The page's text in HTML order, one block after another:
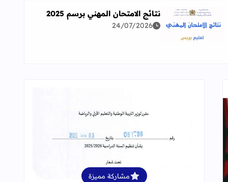
معمقة للوضعيات المهنية وفق آخر توصيف
اقرأ المزيد عن نتائج الامتحان المهني برسم 2025
نتائج الامتحان المهني برسم 2025
24/07/2026
قراءة المزيد عن مقرر تنظيم السنة الدراسية
مشاركة مميزة